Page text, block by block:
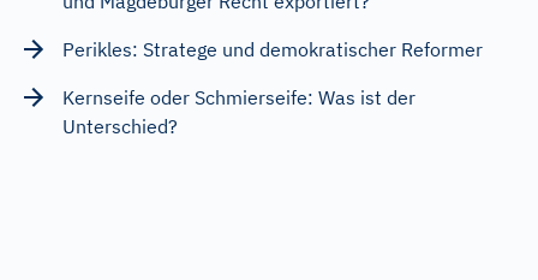
Perikles: Stratege und demokratischer Reformer
Kernseife oder Schmierseife: Was ist der
Unterschied?